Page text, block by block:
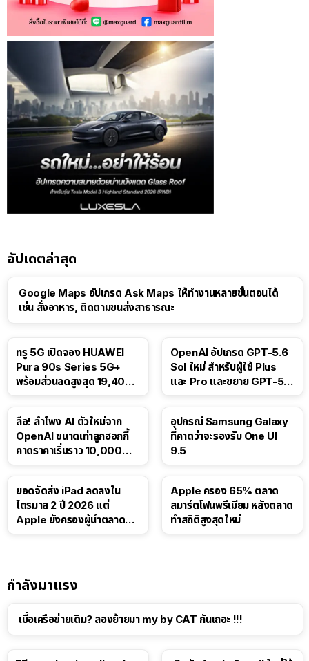
อัปเดตล่าสุด
Google Maps อัปเกรด Ask Maps ให้ทำงานหลายขั้นตอนได้
เช่น สั่งอาหาร, ติดตามขนส่งสาธารณะ
ทรู 5G เปิดจอง HUAWEI
Pura 90s Series 5G+
พร้อมส่วนลดสูงสุด 19,400
OpenAI อัปเกรด GPT-5.6
Sol ใหม่ สำหรับผู้ใช้ Plus
และ Pro และขยาย GPT-5.6
ลือ! ลำโพง AI ตัวใหม่จาก
OpenAI ขนาดเท่าลูกฮอกกี้
คาดราคาเริ่มราว 10,000
อุปกรณ์ Samsung Galaxy
ที่คาดว่าจะรองรับ One UI
9.5
ยอดจัดส่ง iPad ลดลงใน
ไตรมาส 2 ปี 2026 แต่
Apple ยังครองผู้นำตลาด
Apple ครอง 65% ตลาด
สมาร์ตโฟนพรีเมียม หลังตลาด
ทำสถิติสูงสุดใหม่
กำลังมาแรง
เบื่อเครือข่ายเดิม? ลองย้ายมา my by CAT กันเถอะ !!!